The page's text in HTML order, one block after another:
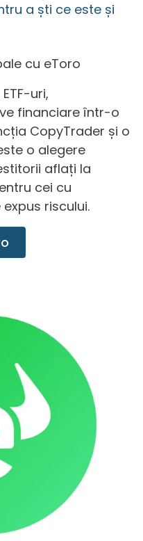
a ști ce este și
cu eToro
uri,
financiare într-o
CopyTrader și o
o alegere
aflați la
cei cu
riscului.